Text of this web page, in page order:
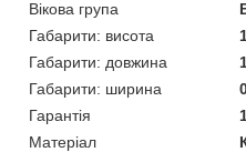
Вікова група
Габарити: висота
Габарити: довжина
Габарити: ширина
Гарантія
Матеріал